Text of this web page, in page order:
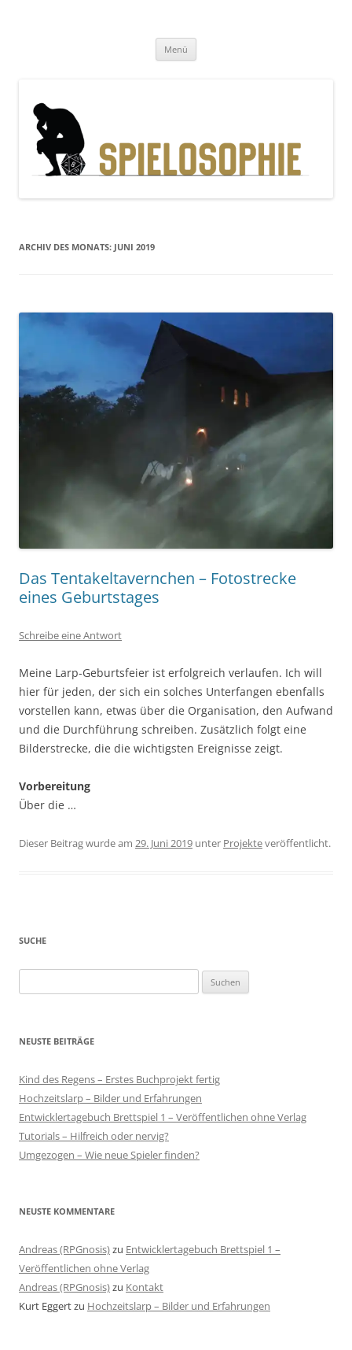
Menü
ARCHIV DES MONATS: JUNI 2019
Das Tentakeltavernchen – Fotostrecke
eines Geburtstages
Schreibe eine Antwort
Meine Larp-Geburtsfeier ist erfolgreich verlaufen. Ich will
hier für jeden, der sich ein solches Unterfangen ebenfalls
vorstellen kann, etwas über die Organisation, den Aufwand
und die Durchführung schreiben. Zusätzlich folgt eine
Bilderstrecke, die die wichtigsten Ereignisse zeigt.
Vorbereitung
Über die …
Dieser Beitrag wurde am 29. Juni 2019 unter Projekteveröffentlicht.
SUCHE
nach:
NEUSTE BEITRÄGE
Kind des Regens – Erstes Buchprojekt fertig
Hochzeitslarp – Bilder und Erfahrungen
Entwicklertagebuch Brettspiel 1 – Veröffentlichen ohne Verlag
Tutorials – Hilfreich oder nervig?
Umgezogen – Wie neue Spieler finden?
NEUSTE KOMMENTARE
Andreas (RPGnosis)zu Entwicklertagebuch Brettspiel 1 –
Veröffentlichen ohne Verlag
Andreas (RPGnosis)zu Kontakt
Kurt Eggertzu Hochzeitslarp – Bilder und Erfahrungen